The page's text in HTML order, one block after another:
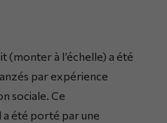
à l’échelle) a été
par expérience
sociale. Ce
été porté par une